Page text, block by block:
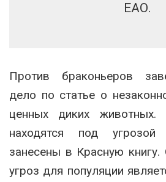
ЕАО.
Против браконьеров
дело по статье о
ценных диких животных.
находятся под угрозой
занесены в Красную
угроз для популяции